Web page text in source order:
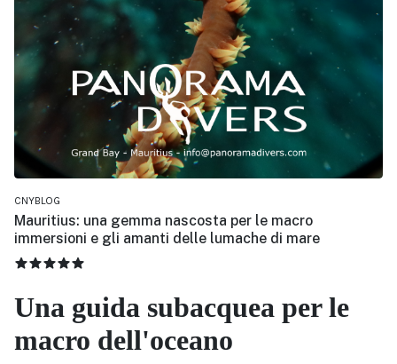
CNYBLOG
Mauritius: una gemma nascosta per le macro
immersioni e gli amanti delle lumache di mare
VALUTAZIONE ATTUALE:
Una guida subacquea per le
macro dell'oceano